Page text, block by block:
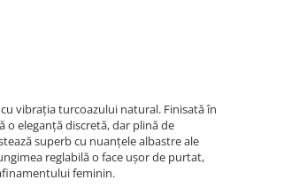
vibrația turcoazului natural. Finisată în
o eleganță discretă, dar plină de
superb cu nuanțele albastre ale
reglabilă o face ușor de purtat,
feminin.